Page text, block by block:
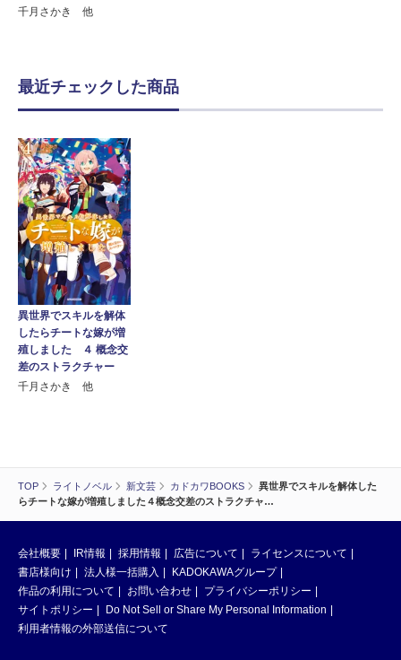
TOP ライトノベル 新文芸 カドカワBOOKS
異世界でスキルを解体した
らチートな嫁が増殖しました４概念交差のストラクチャ…
千月さかき 他
最近チェックした商品
異世界でスキルを解体
したらチートな嫁が増
殖しました ４ 概念交
差のストラクチャー
千月さかき 他
会社概要 IR情報 採用情報 広告について
ライセンスについて
書店様向け
法人様一括購入
KADOKAWAグループ
作品の利用について
お問い合わせ
プライバシーポリシー
サイトポリシー
Do Not Sell or Share My Personal Information
利用者情報の外部送信について